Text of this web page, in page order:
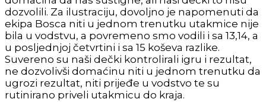
dozvolili. Za ilustraciju, dovoljno je napomenuti da
ekipa Bosca niti u jednom trenutku utakmice nije
bila u vodstvu, a povremeno smo vodili i sa 13,14, a
u posljednjoj četvrtini i sa 15 koševa razlike.
Suvereno su naši dečki kontrolirali igru i rezultat,
ne dozvolivši domaćinu niti u jednom trenutku da
ugrozi rezultat, niti prijeđe u vodstvo te su
rutinirano priveli utakmicu do kraja.